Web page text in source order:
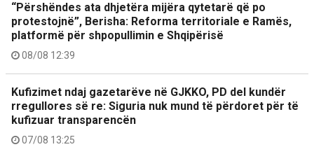
“Përshëndes ata dhjetëra mijëra qytetarë që po
protestojnë”, Berisha: Reforma territoriale e Ramës,
platformë për shpopullimin e Shqipërisë
08/08 12:39
Kufizimet ndaj gazetarëve në GJKKO, PD del kundër
rregullores së re: Siguria nuk mund të përdoret për të
kufizuar transparencën
07/08 13:25